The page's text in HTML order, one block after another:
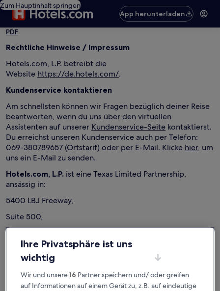
Zum Hauptinhalt springen
App herunterladen
PDF
Rechtliche Hinweise / Impressum
Hotels.com, L.P. betreibt die
Website https://de.hotels.com/.
Kundenservice kontaktieren
Am schnellsten können wir Fragen bezüglich deiner Reise
beantworten, wenn du uns über den virtuellen
Assistenten auf unserer Kundenservice-Seite kontaktierst.
Du erreichst unseren Kundenservice auch per Telefon:
069-380789657 (Ortstarif) oder per E-Mail. Klicke hier, um
uns ein E-Mail zu senden.
Hotels.com, L.P. ist eine Texas Limited Partnership,
ansässig in:
5400 LBJ Freeway,
Suite 500,
Texas 75240,
Telefonnummer für die USA: +1 (206) 481 4252
Ihre Privatsphäre ist uns
wichtig
Wir und unsere16 Partner speichern und/ oder greifen
auf Informationen auf einem Gerät zu, z.B. auf eindeutige